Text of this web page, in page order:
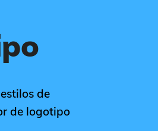
de
de logotipo